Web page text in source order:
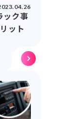
ック事
ット